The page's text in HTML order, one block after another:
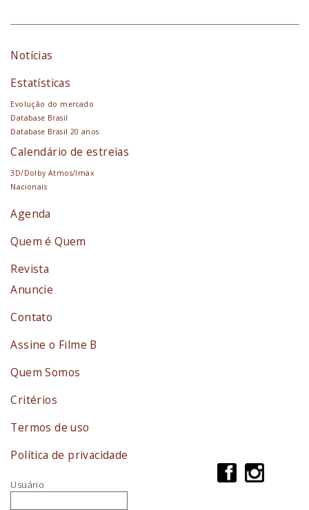
Notícias
Estatísticas
Evolução do mercado
Database Brasil
Database Brasil 20 anos
Calendário de estreias
3D/Dolby Atmos/Imax
Nacionais
Agenda
Quem é Quem
Revista
Anuncie
Contato
Assine o Filme B
Quem Somos
Critérios
Termos de uso
Política de privacidade
Usuário